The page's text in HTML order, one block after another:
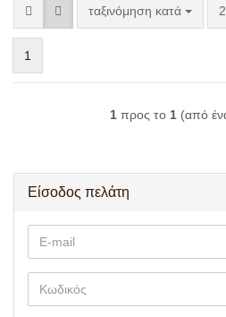
ταξινόμηση κατά
ταξινόμηση κατά
1
1προς το 1(από
Είσοδος πελάτη
E-
mail
Κωδικός